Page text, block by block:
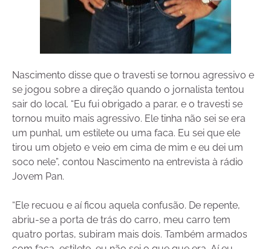
Nascimento disse que o travesti se tornou agressivo e
se jogou sobre a direção quando o jornalista tentou
sair do local. “Eu fui obrigado a parar, e o travesti se
tornou muito mais agressivo. Ele tinha não sei se era
um punhal, um estilete ou uma faca. Eu sei que ele
tirou um objeto e veio em cima de mim e eu dei um
soco nele”, contou Nascimento na entrevista à rádio
Jovem Pan.
“Ele recuou e aí ficou aquela confusão. De repente,
abriu-se a porta de trás do carro, meu carro tem
quatro portas, subiram mais dois. Também armados